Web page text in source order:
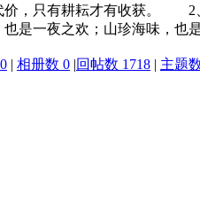
价，只有耕耘才有收获。 2
是一夜之欢；山珍海味，也
| 相册数 0 |回帖数 1718 | 主题